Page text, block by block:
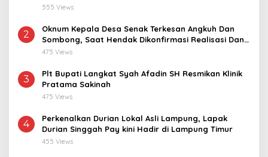
555 Views
2
Oknum Kepala Desa Senak Terkesan Angkuh Dan
Sombong, Saat Hendak Dikonfirmasi Realisasi Dana
Desa 2021-2024
475 Views
3
Plt Bupati Langkat Syah Afadin SH Resmikan Klinik
Pratama Sakinah
475 Views
4
Perkenalkan Durian Lokal Asli Lampung, Lapak
Durian Singgah Pay kini Hadir di Lampung Timur
455 Views